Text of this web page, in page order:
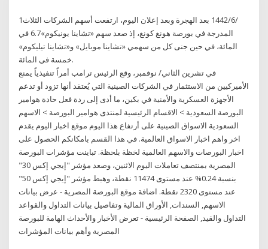
1‏‏/6‏‏/1442 بعد الهجرة وبعد إعلان اليوم، ارتفعت أسهم الشركات الثلاث
المدرجة في بورصة هونغ كونغ، إذ صعد سهم «تشاينا يونيكوم»6.7 في
المائة، في حين جنى كل من سهمي «تشاينا موبايل» و«تشاينا تيليكوم»
خمسة في المائة.
في تشرين الثاني/ نوفمبر، وقع الرئيس ترامب أمراً تنفيذياً يمنع
الأميركيين من الاستثمار في الشركات الصينية التي يُعتقد أنها تزود أو تدعم
الأجهزة العسكرية والأمنية في بكين، ما أدى إلى ردة فعل حادة هوامير
البورصة السعودية > الاقسام الرئيسية لمنتدى هوامير البورصة > الاسهم
السعودية الاسواق الصينية على أرتفاع هذا اليوم موقع اخبار اليوم يقدم
اخر واهم اخبار الاسواق العالمية. في هذا القسم بامكانكم الحصول على
اخبار البورصات والاسهم العالمية لخظة بلحظة. تباينت مؤشرات البورصة
المصرية بمنتصف تعاملات اليوم الاثنين، وصعد مؤشر "إيجي إكس 30"
بنسبة 0.24% عند مستوى 11474 نقطة، وهبط مؤشر "إيجي إكس 50"
عند مستوى 2320 نقطة. اضافة موقع البورصة المصرية - عرض بيانات
الاسهم, السندات, الأوراق المالية وتفاصيل بيانات التداول والقواعد
التداول والقيد, الصفحة الرئيسية - تعرض الأخبار والأحداث الهامة للبورصة
المصرية وأهم بيانات المؤشرات